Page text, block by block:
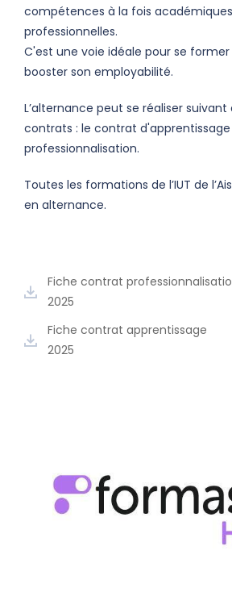
compétences à la fois
professionnelles.
C'est une voie idéale pour se
booster son employabilité.
L’alternance peut se réaliser
contrats : le contrat
professionnalisation.
Toutes les formations de l’IUT de
en alternance.
Fiche contrat
2025
Fiche contrat apprentissage
2025